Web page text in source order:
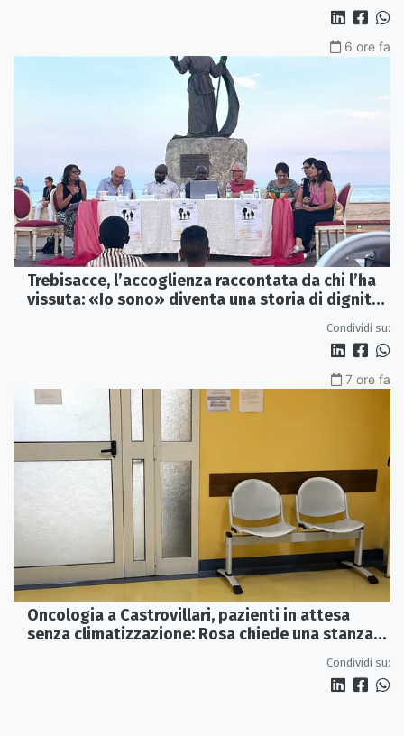
6 ore fa
Trebisacce, l’accoglienza raccontata da chi l’ha
vissuta: «Io sono» diventa una storia di dignità
Condividi su:
7 ore fa
Oncologia a Castrovillari, pazienti in attesa
senza climatizzazione: Rosa chiede una stanza
Condividi su: